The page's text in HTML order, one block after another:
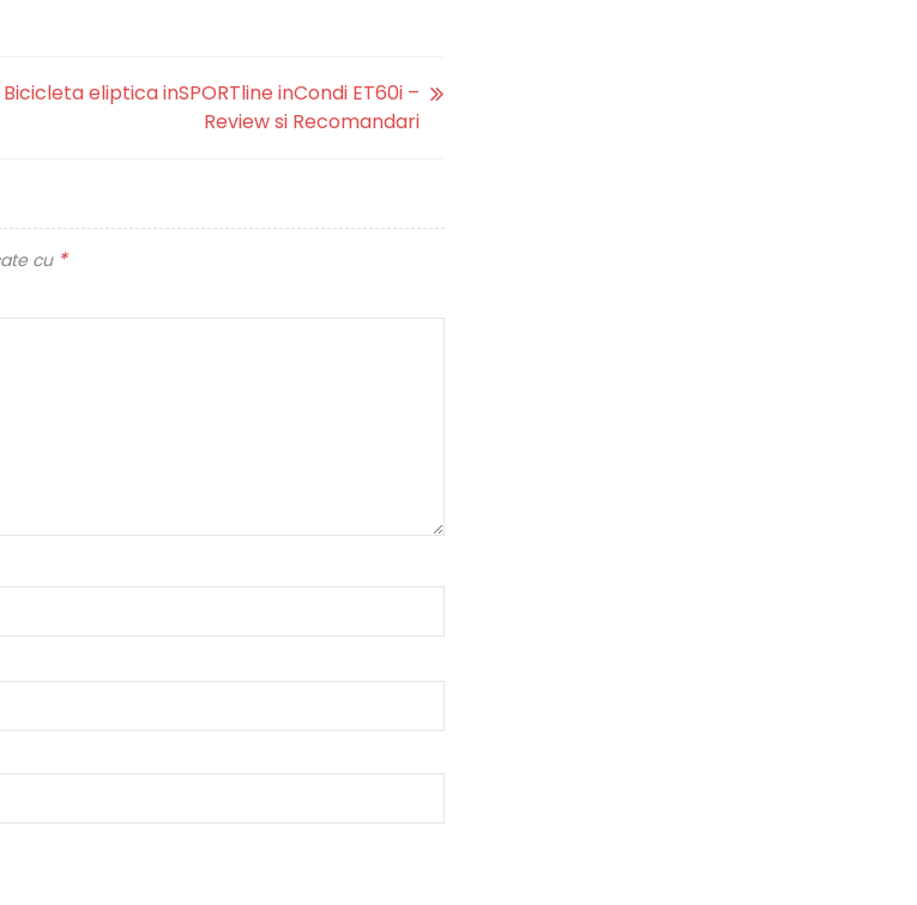
Bicicleta eliptica inSPORTline inCondi ET60i –
Review si Recomandari
cu *